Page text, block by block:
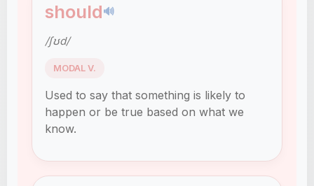
should🔊
/ʃʊd/
MODAL V.
Used to say that something is likely to
happen or be true based on what we
know.